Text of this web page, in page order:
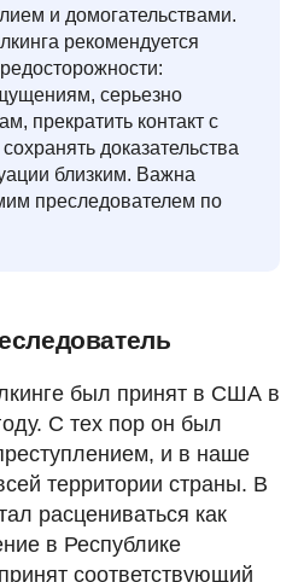
и домогательствами.
рекомендуется
серьезно
прекратить контакт с
доказательства
близким. Важна
преследователем по
был принят в США в
С тех пор он был
и в наше
территории страны. В
расцениваться как
в Республике
соответствующий